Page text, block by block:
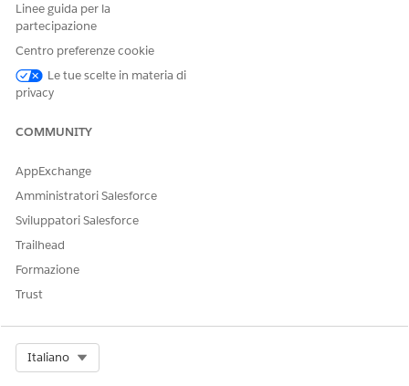
servizio clinico.
Aggiungere
al campo Origine caso dell'oggetto Caso.
Verificare che il flusso Crea caso e Aggiorna richiesta di
servizio clinico sia attivo.
QUESTO ARTICOLO HA RISOLTO IL PROBLEMA?
Facci sapere, così possiamo migliorare!
Linee guida per la
partecipazione
Centro preferenze cookie
Le tue scelte in materia di
privacy
COMMUNITY
AppExchange
Amministratori Salesforce
Sviluppatori Salesforce
Trailhead
Formazione
Trust
Italiano